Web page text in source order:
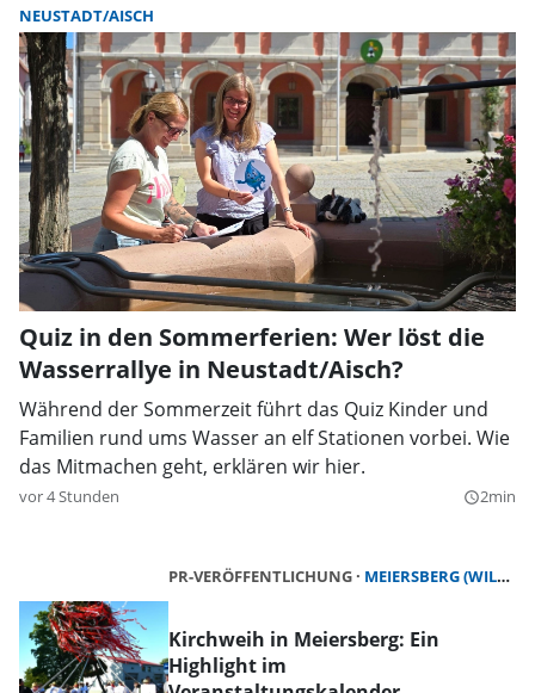
NEUSTADT/AISCH
Quiz in den Sommerferien: Wer löst die
Wasserrallye in Neustadt/Aisch?
Während der Sommerzeit führt das Quiz Kinder und
Familien rund ums Wasser an elf Stationen vorbei. Wie
das Mitmachen geht, erklären wir hier.
vor 4 Stunden query_builder2min
PR-VERÖFFENTLICHUNG MEIERSBERG (WILHERMSDORF)
Kirchweih in Meiersberg: Ein
Highlight im